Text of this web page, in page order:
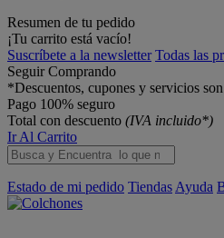
Resumen de tu pedido
¡Tu carrito está vacío!
Suscríbete a la newsletter Todas las
Seguir Comprando
*Descuentos, cupones y servicios
Pago 100% seguro
Total con descuento (IVA incluido*)
Ir Al Carrito
Estado de mi pedido Tiendas Ayuda